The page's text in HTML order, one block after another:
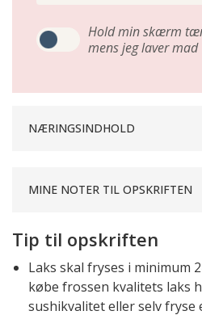
Hold min skærm
mens jeg laver mad
NÆRINGSINDHOLD
MINE NOTER TIL OPSKRIFTEN
Tip til opskriften
Laks skal fryses i minimum
købe frossen kvalitets laks
sushikvalitet eller selv fryse